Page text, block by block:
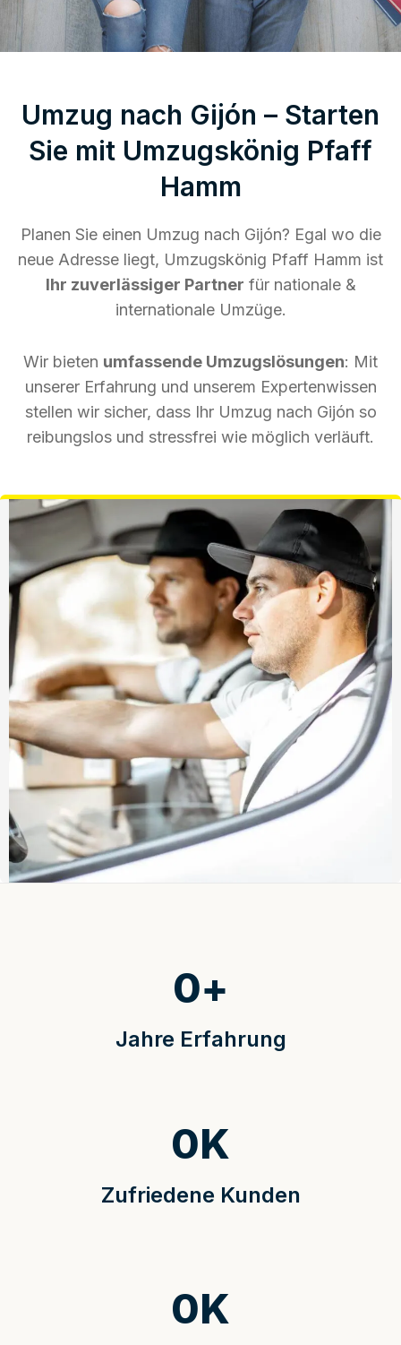
Umzug nach Gijón – Starten
Sie mit Umzugskönig Pfaff
Hamm
Planen Sie einen Umzug nach Gijón? Egal wo die
neue Adresse liegt, Umzugskönig Pfaff Hamm ist
Ihr zuverlässiger Partner für nationale &
internationale Umzüge.
Wir bieten umfassende Umzugslösungen: Mit
unserer Erfahrung und unserem Expertenwissen
stellen wir sicher, dass Ihr Umzug nach Gijón so
reibungslos und stressfrei wie möglich verläuft.
Jahre Erfahrung
0+
Zufriedene Kunden
0K
0K